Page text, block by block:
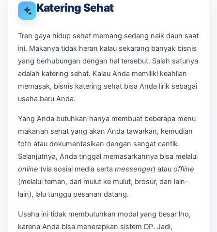
Katering Sehat
Tren gaya hidup sehat memang sedang naik daun saat
ini. Makanya tidak heran kalau sekarang banyak bisnis
yang berhubungan dengan hal tersebut. Salah satunya
adalah katering sehat. Kalau Anda memiliki keahlian
memasak, bisnis katering sehat bisa Anda lirik sebagai
usaha baru Anda.
Yang Anda butuhkan hanya membuat beberapa menu
makanan sehat yang akan Anda tawarkan, kemudian
foto atau dokumentasikan dengan sangat cantik.
Selanjutnya, Anda tinggal memasarkannya bisa melalui
online (via sosial media serta messenger) atau offline
(melalui teman, dari mulut ke mulut, brosur, dan lain-
lain), lalu tunggu pesanan datang.
Usaha ini tidak membutuhkan modal yang besar lho,
karena Anda bisa menerapkan sistem DP. Jadi,